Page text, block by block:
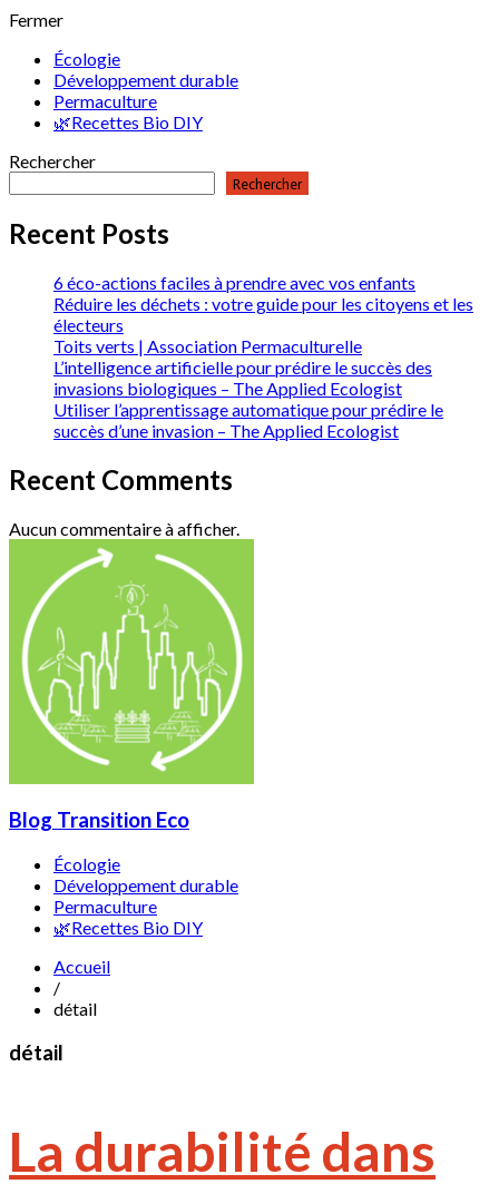
Fermer
Écologie
Développement durable
Permaculture
🌿Recettes Bio DIY
Rechercher
Rechercher
Recent Posts
6 éco-actions faciles à prendre avec vos enfants
Réduire les déchets : votre guide pour les citoyens et les
électeurs
Toits verts | Association Permaculturelle
L’intelligence artificielle pour prédire le succès des
invasions biologiques – The Applied Ecologist
Utiliser l’apprentissage automatique pour prédire le
succès d’une invasion – The Applied Ecologist
Recent Comments
Aucun commentaire à afficher.
Blog Transition Eco
Écologie
Développement durable
Permaculture
🌿Recettes Bio DIY
Accueil
/
détail
détail
La durabilité dans